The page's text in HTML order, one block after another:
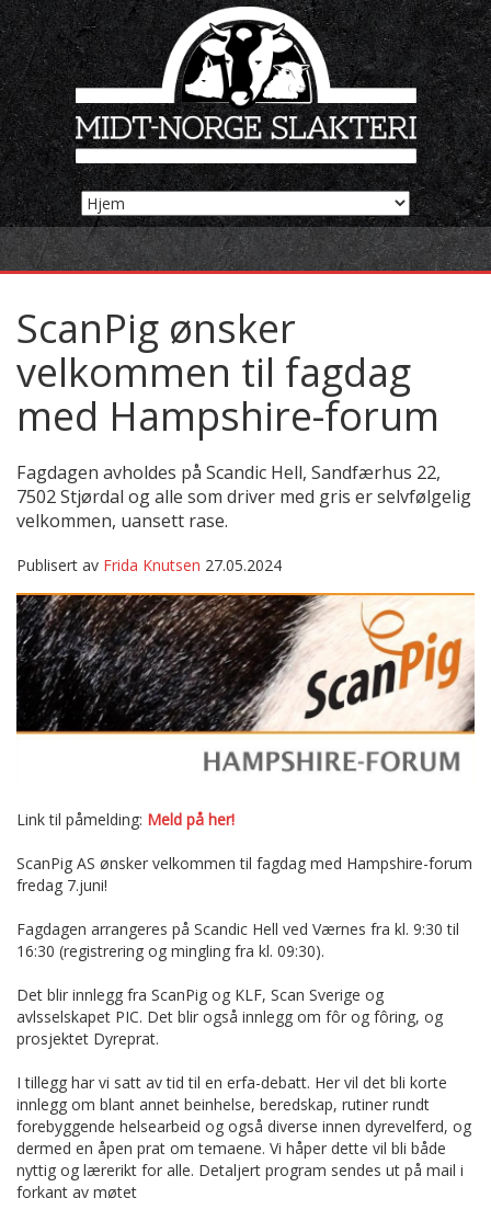
ScanPig ønsker
velkommen til fagdag
med Hampshire-forum
Fagdagen avholdes på Scandic Hell, Sandfærhus 22,
7502 Stjørdal og alle som driver med gris er selvfølgelig
velkommen, uansett rase.
Publisert av Frida Knutsen 27.05.2024
Link til påmelding: Meld på her!
ScanPig AS ønsker velkommen til fagdag med Hampshire-forum
fredag 7.juni!
Fagdagen arrangeres på Scandic Hell ved Værnes fra kl. 9:30 til
16:30 (registrering og mingling fra kl. 09:30).
Det blir innlegg fra ScanPig og KLF, Scan Sverige og
avlsselskapet PIC. Det blir også innlegg om fôr og fôring, og
prosjektet Dyreprat.
I tillegg har vi satt av tid til en erfa-debatt. Her vil det bli korte
innlegg om blant annet beinhelse, beredskap, rutiner rundt
forebyggende helsearbeid og også diverse innen dyrevelferd, og
dermed en åpen prat om temaene. Vi håper dette vil bli både
nyttig og lærerikt for alle. Detaljert program sendes ut på mail i
forkant av møtet